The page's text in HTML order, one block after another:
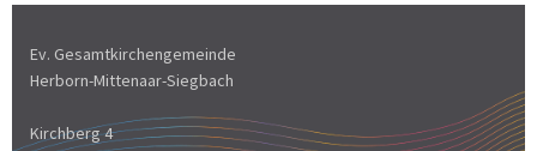
Ev. Gesamtkirchengemeinde
Herborn-Mittenaar-Siegbach
Kirchberg 4